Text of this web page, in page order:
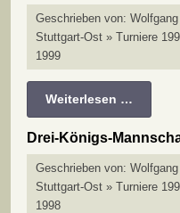
Geschrieben von:
Stuttgart-Ost » Turniere
1999
Weiterlesen …
Drei-Königs-
Geschrieben von:
Stuttgart-Ost » Turniere
1998